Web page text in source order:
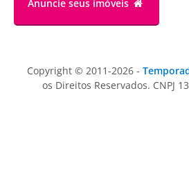
Anuncie seus imóveis
Copyright © 2011-2026 -
os Direitos Reservados. CNPJ